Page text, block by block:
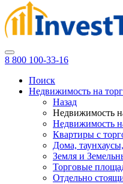
8 800 100-33-16
Поиск
Недвижимость на
Назад
Недвижимость
Недвижимость
Квартиры с
Дома,
Земля и
Торговые
Отдельно